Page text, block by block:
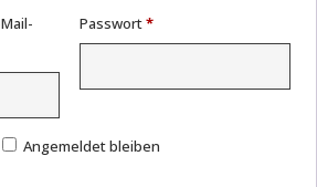
Passwort*
Angemeldet bleiben